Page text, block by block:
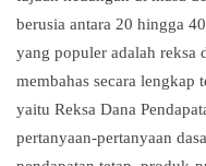
berusia antara 20 hingga
yang populer adalah reksa
membahas secara lengkap
yaitu Reksa Dana
pertanyaan-pertanyaan